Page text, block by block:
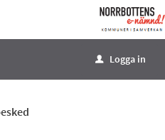
u Logga in